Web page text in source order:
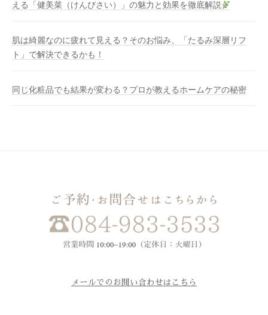
える「健美菜（けんびさい）」の魅力と効果を徹底解説
肌は綺麗なのに疲れて見える？そのお悩み、「たるみ深層リフ
ト」で解決できるかも！
同じ化粧品でも結果が変わる？プロが教えるホームケアの秘密
メールでのお問い合わせはこちら